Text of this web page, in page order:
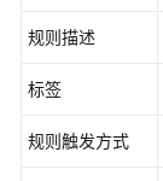
户
南
规则描述
标签
规则触发方式